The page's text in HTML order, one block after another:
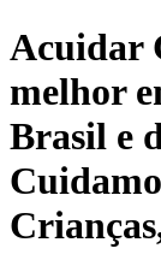
Acuidar
melhor
Brasil e